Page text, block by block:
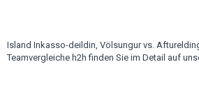
Island Inkasso-deildin, Völsungur vs.
Teamvergleiche h2h finden Sie im Detail auf